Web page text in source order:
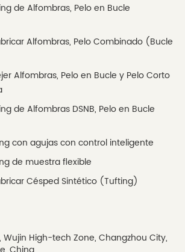
de Alfombras, Pelo en Bucle
Alfombras, Pelo Combinado (Bucle
Alfombras, Pelo en Bucle y Pelo Corto
de Alfombras DSNB, Pelo en Bucle
con agujas con control inteligente
de muestra flexible
Césped Sintético (Tufting)
Wujin High-tech Zone, Changzhou City,